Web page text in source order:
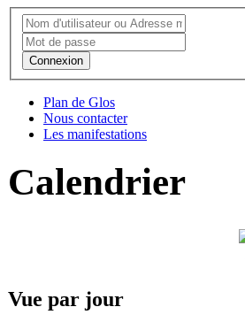
Connexion
Plan de Glos
Nous contacter
Les manifestations
Calendrier
Vue par jour